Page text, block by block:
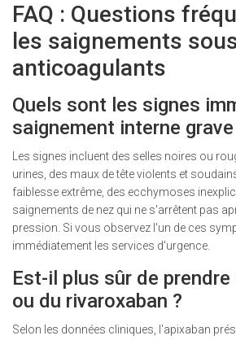
FAQ : Questions
les saignements
anticoagulants
Quels sont les signes
saignement interne grave
Les signes incluent des selles noires ou
urines, des maux de tête violents et
faiblesse extrême, des ecchymoses
saignements de nez qui ne s'arrêtent pas
pression. Si vous observez l'un de ces
immédiatement les services d'urgence.
Est-il plus sûr de prendre
ou du rivaroxaban ?
Selon les données cliniques, l'apixaban